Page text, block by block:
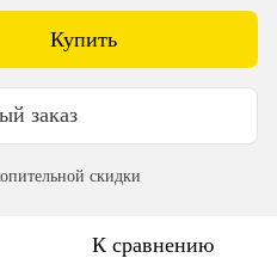
Купить
заказ
скидки
К сравнению